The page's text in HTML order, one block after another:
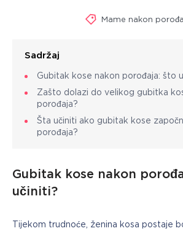
Mame nakon
Sadržaj
Gubitak kose nakon porođaja: što
Zašto dolazi do velikog gubitka
porođaja?
Šta učiniti ako gubitak kose
porođaja?
Gubitak kose nakon
učiniti?
Tijekom trudnoće, ženina kosa postaje